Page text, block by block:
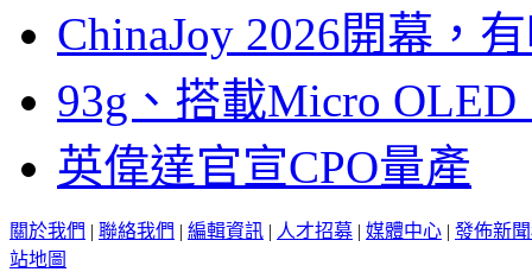
ChinaJoy 2026開幕，
93g、搭載Micro
英偉達官宣CPO量產
關於我們 | 聯絡我們 | 編輯資訊 | 人才招募 | 媒體中心 | 發佈新
站地圖